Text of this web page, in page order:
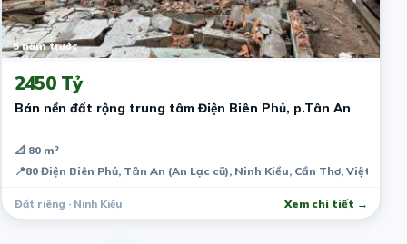
5 năm trước
2450 Tỷ
Bán nền đất rộng trung tâm Điện Biên Phủ, p.Tân An
📐 80 m²
📍80 Điện Biên Phủ, Tân An (An Lạc cũ), Ninh Kiều, Cần Thơ, Việt Nam
Đất riêng · Ninh Kiều Xem chi tiết →